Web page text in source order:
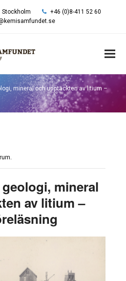
Stockholm
+46 (0)8-411 52 60
mineral och upptäckten av litium –
mineral
av litium –